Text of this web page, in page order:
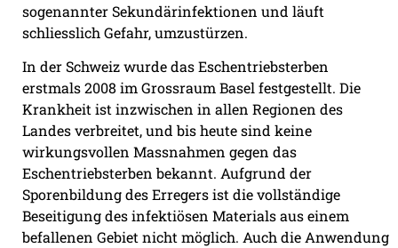
sogenannter Sekundärinfektionen und läuft
schliesslich Gefahr, umzustürzen.
In der Schweiz wurde das Eschentriebsterben
erstmals 2008 im Grossraum Basel festgestellt. Die
Krankheit ist inzwischen in allen Regionen des
Landes verbreitet, und bis heute sind keine
wirkungsvollen Massnahmen gegen das
Eschentriebsterben bekannt. Aufgrund der
Sporenbildung des Erregers ist die vollständige
Beseitigung des infektiösen Materials aus einem
befallenen Gebiet nicht möglich. Auch die Anwendung